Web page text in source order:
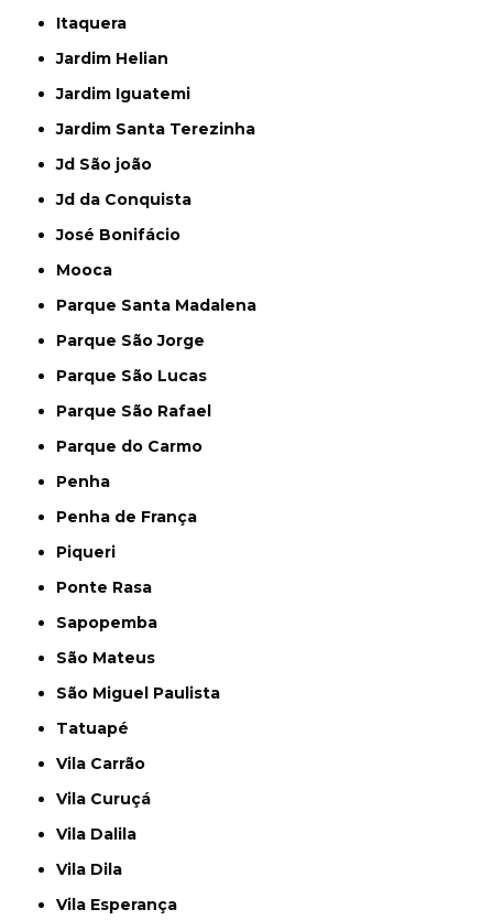
Itaquera
Jardim Helian
Jardim Iguatemi
Jardim Santa Terezinha
Jd São joão
Jd da Conquista
José Bonifácio
Mooca
Parque Santa Madalena
Parque São Jorge
Parque São Lucas
Parque São Rafael
Parque do Carmo
Penha
Penha de França
Piqueri
Ponte Rasa
Sapopemba
São Mateus
São Miguel Paulista
Tatuapé
Vila Carrão
Vila Curuçá
Vila Dalila
Vila Dila
Vila Esperança